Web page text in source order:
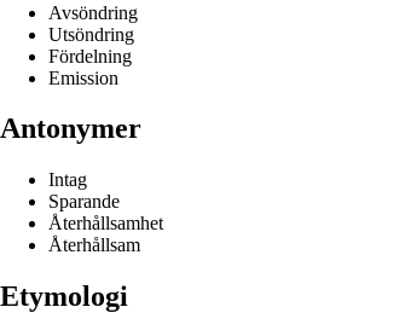
Avsöndring
Utsöndring
Fördelning
Emission
Antonymer
Intag
Sparande
Återhållsamhet
Återhållsam
Etymologi